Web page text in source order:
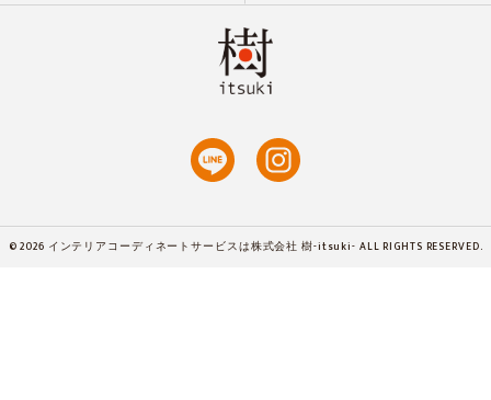
© 2026 インテリアコーディネートサービスは株式会社 樹-itsuki- ALL RIGHTS RESERVED.